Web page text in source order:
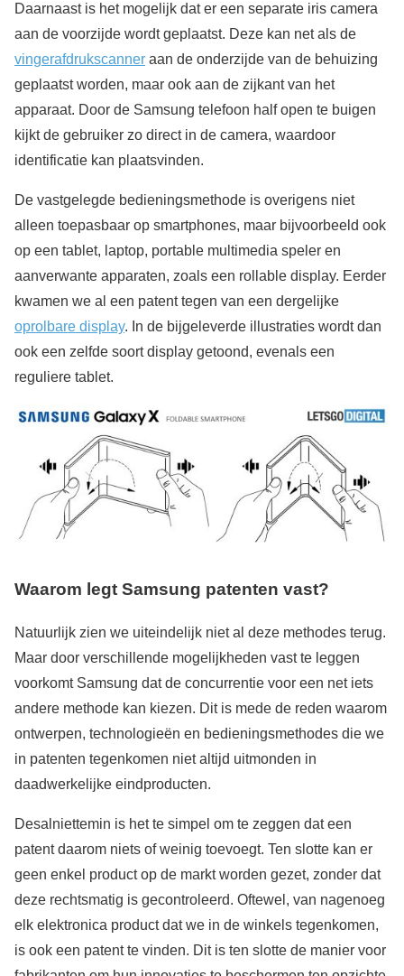
Daarnaast is het mogelijk dat er een separate iris camera
aan de voorzijde wordt geplaatst. Deze kan net als de
vingerafdrukscanner aan de onderzijde van de behuizing
geplaatst worden, maar ook aan de zijkant van het
apparaat. Door de Samsung telefoon half open te buigen
kijkt de gebruiker zo direct in de camera, waardoor
identificatie kan plaatsvinden.
De vastgelegde bedieningsmethode is overigens niet
alleen toepasbaar op smartphones, maar bijvoorbeeld ook
op een tablet, laptop, portable multimedia speler en
aanverwante apparaten, zoals een rollable display. Eerder
kwamen we al een patent tegen van een dergelijke
oprolbare display. In de bijgeleverde illustraties wordt dan
ook een zelfde soort display getoond, evenals een
reguliere tablet.
Waarom legt Samsung patenten vast?
Natuurlijk zien we uiteindelijk niet al deze methodes terug.
Maar door verschillende mogelijkheden vast te leggen
voorkomt Samsung dat de concurrentie voor een net iets
andere methode kan kiezen. Dit is mede de reden waarom
ontwerpen, technologieën en bedieningsmethodes die we
in patenten tegenkomen niet altijd uitmonden in
daadwerkelijke eindproducten.
Desalniettemin is het te simpel om te zeggen dat een
patent daarom niets of weinig toevoegt. Ten slotte kan er
geen enkel product op de markt worden gezet, zonder dat
deze rechtsmatig is gecontroleerd. Oftewel, van nagenoeg
elk elektronica product dat we in de winkels tegenkomen,
is ook een patent te vinden. Dit is ten slotte de manier voor